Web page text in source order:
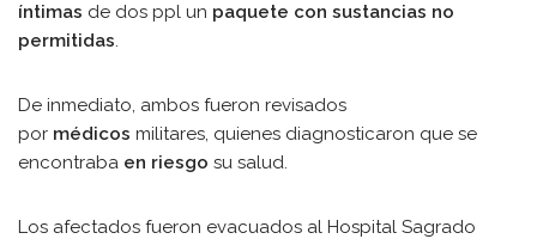
íntimas de dos ppl un paquete con sustancias no
permitidas.
De inmediato, ambos fueron revisados
por médicos militares, quienes diagnosticaron que se
encontraba en riesgo su salud.
Los afectados fueron evacuados al Hospital Sagrado